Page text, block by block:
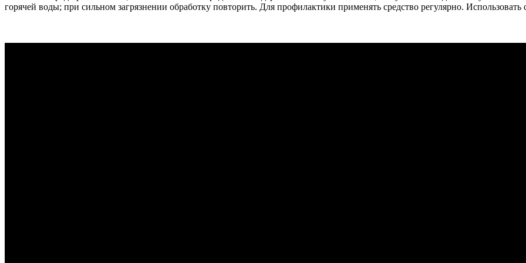
горячей воды; при сильном загрязнении обработку повторить. Для профилактики применять средство регулярно. Использовать